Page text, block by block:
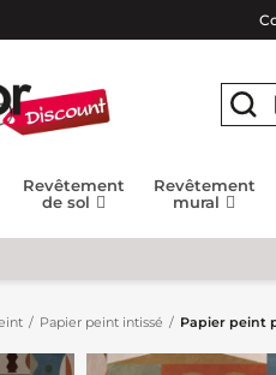
Revêtement
de sol
Revêtement
mural
Papier peint intissé Papier peint